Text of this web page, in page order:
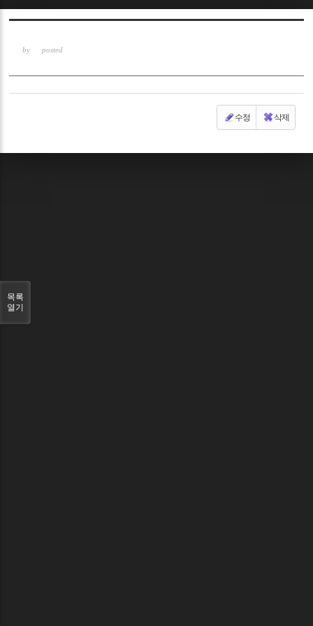
by posted
수정 삭제
목록
열기
Sketchbook5, 스케치북5
Sketchbook5, 스케치북5